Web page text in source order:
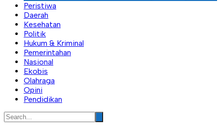
Peristiwa
Daerah
Kesehatan
Politik
Hukum & Kriminal
Pemerintahan
Nasional
Ekobis
Olahraga
Opini
Pendidikan